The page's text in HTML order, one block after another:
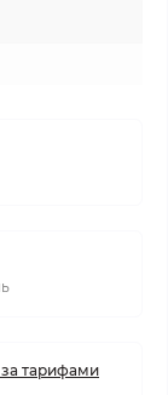
за тарифами